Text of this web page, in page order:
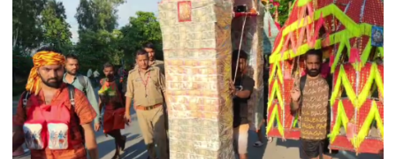
में
मौलाना
साजिद
रशीदी
के
खिलाफ
FIR,
देवबंदी